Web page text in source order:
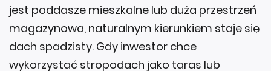
jest poddasze mieszkalne lub duża przestrzeń
magazynowa, naturalnym kierunkiem staje się
dach spadzisty. Gdy inwestor chce
wykorzystać stropodach jako taras lub